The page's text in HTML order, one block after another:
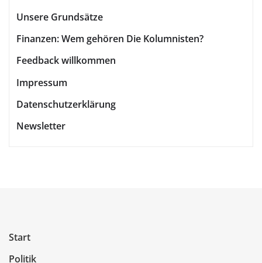
Unsere Grundsätze
Finanzen: Wem gehören Die Kolumnisten?
Feedback willkommen
Impressum
Datenschutzerklärung
Newsletter
Start
Politik